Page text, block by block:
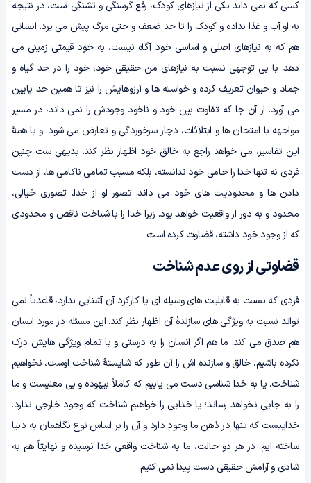
کسی که نمی داند یکی از نیازهای کودک، رفع گرسنگی و تشنگی است، در نتیجه
به او آب و غذا نداده و کودک را تا حد ضعف و حتی مرگ پیش می برد. انسانی
هم که به نیازهای اصلی و اساسی خود آگاه نیست، به خود قیمتی زمینی می
دهد. با بی توجهی نسبت به نیازهای من حقیقی خود، خود را در حد گیاه و
جماد و حیوان تعریف کرده و خواسته ها و آرزوهایش را نیز تا همین حد پایین
می آورد. از آن جا که تفاوت بین خود و ناخود وجودش را نمی داند، در مسیر
مواجهه با امتحان ها و ابتلائات، دچار سرخوردگی و تعارض می شود. و با همۀ
این تفاسیر، می خواهد راجع به خالق خود اظهار نظر کند. بدیهی ست چنین
فردی نه تنها خدا را حامی خود ندانسته، بلکه مسبب تمامی ناکامی ها، از دست
دادن ها و محدودیت های خود می داند. تصور او از خدا، تصوری خیالی،
محدود و به دور از واقعیت خواهد بود. زیرا خدا را با شناخت ناقص و محدودی
که از وجود خود داشته، قضاوت کرده است.
قضاوتی از روی عدم شناخت
فردی که نسبت به قابلیت های وسیله ای یا کارکرد آن آشنایی ندارد، قاعدتاً نمی
تواند نسبت به ویژگی های سازندۀ آن اظهار نظر کند. این مسئله در مورد انسان
هم صدق می کند. ما هم اگر انسان را به درستی و با تمام ویژگی هایش درک
نکرده باشیم، خالق و سازنده اش را آن طور که شایستۀ شناخت اوست، نخواهیم
شناخت. یا به خدا شناسی دست می یابیم که کاملاً بیهوده و بی معنیست و ما
را به جایی نخواهد رساند؛ یا خدایی را خواهیم شناخت که وجود خارجی ندارد.
خداییست که تنها در ذهن ما وجود دارد و آن را بر اساس نوع نگاهمان به دنیا
ساخته ایم. در هر دو حالت، ما به شناخت واقعی خدا نرسیده و نهایتاً هم به
شادی و آرامش حقیقی دست پیدا نمی کنیم.